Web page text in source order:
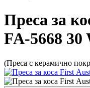
Преса за
FA-5668 30
(Преса с керамично